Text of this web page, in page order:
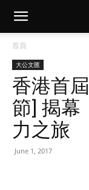
首頁
大公文匯
香港首
節] 揭幕
力之旅
June 1, 2017